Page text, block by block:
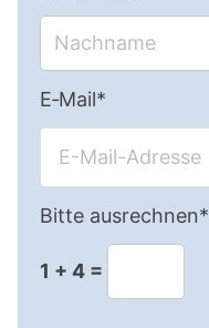
E‑Mail*
Bitte ausrechnen*
1 + 4 =